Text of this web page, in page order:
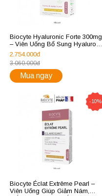
Biocyte Hyaluronic Forte 300mg
– Viên Uống Bổ Sung Hyaluronic
Acid 90 viên
2.754.000đ
3.060.000đ
Mua ngay
-10%
Biocyte Éclat Extrême Pearl –
Viên Uống Giúp Giảm Nám,